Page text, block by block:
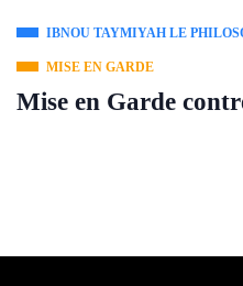
IBNOU TAYMIYAH LE
MISE EN GARDE
Mise en Garde